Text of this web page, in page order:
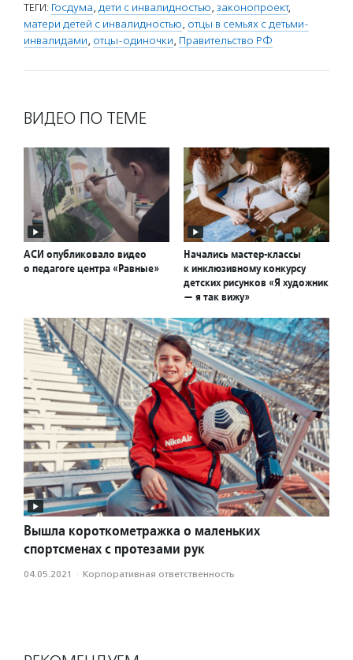
ТЕГИ: Госдума, дети с инвалидностью, законопроект,
матери детей с инвалидностью, отцы в семьях с детьми-
инвалидами, отцы-одиночки, Правительство РФ
ВИДЕО ПО ТЕМЕ
АСИ опубликовало видео
о педагоге центра «Равные»
Начались мастер-классы
к инклюзивному конкурсу
детских рисунков «Я художник
— я так вижу»
Вышла короткометражка о маленьких
спортсменах с протезами рук
04.05.2021 · Корпоративная ответственность